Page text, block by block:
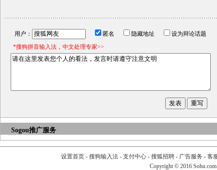
用户： 匿名 隐藏地址
设为辩论话题
*搜狗拼音输入法，中文处理专家>>
Sogou推广服务
设置首页- 搜狗输入法- 支付中心- 搜狐招聘- 广告服务 - 客
Copyright © 2016